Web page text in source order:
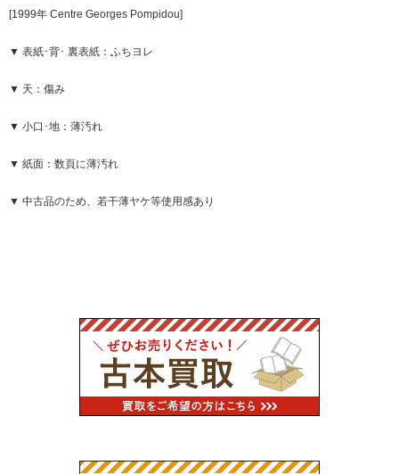
[1999年 Centre Georges Pompidou]
▼ 表紙･背･ 裏表紙：ふちヨレ
▼ 天：傷み
▼ 小口･地：薄汚れ
▼ 紙面：数頁に薄汚れ
▼ 中古品のため、若干薄ヤケ等使用感あり